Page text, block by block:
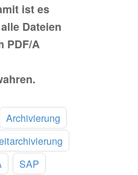
(3/3)
(2/3)
ist es
Dateien
PDF/A
Archivierung
SAP